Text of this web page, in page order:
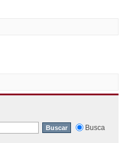
Busca